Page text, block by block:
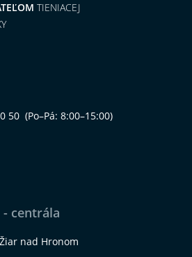
TIENIACEJ
50 (Po–Pá: 8:00–15:00)
- centrála
nad Hronom